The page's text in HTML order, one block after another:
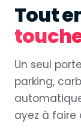
Tout
Un seul
parking,
ayez à faire